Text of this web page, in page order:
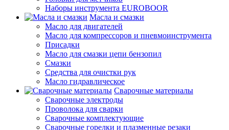
Наборы инструмента EUROBOOR
Масла и смазки
Масло для двигателей
Масло для компрессоров и пневмоинструмента
Присадки
Масло для смазки цепи бензопил
Смазки
Средства для очистки рук
Масло гидравлическое
Сварочные материалы
Сварочные электроды
Проволока для сварки
Сварочные комплектующие
Сварочные горелки и плазменные резаки